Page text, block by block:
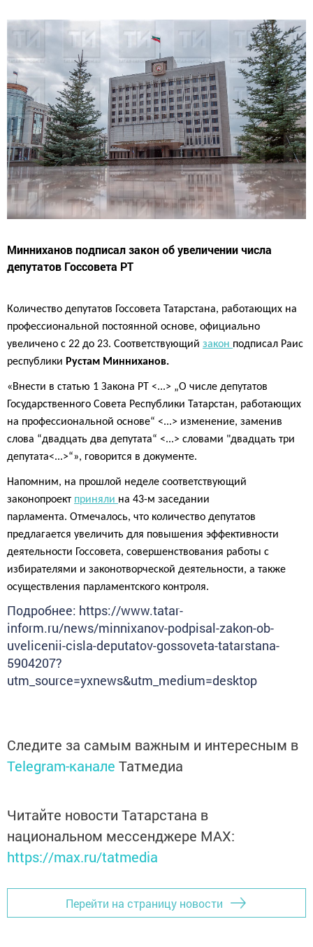
Минниханов подписал закон об увеличении числа
депутатов Госсовета РТ
Количество депутатов Госсовета Татарстана, работающих на
профессиональной постоянной основе, официально
увеличено с 22 до 23. Соответствующий закон подписал Раис
республики Рустам Минниханов.
«Внести в статью 1 Закона РТ <...> „О числе депутатов
Государственного Совета Республики Татарстан, работающих
на профессиональной основе“ <...> изменение, заменив
слова “двадцать два депутата“ <...> словами "двадцать три
депутата<...>“», говорится в документе.
Напомним, на прошлой неделе соответствующий
законопроект приняли на 43-м заседании
парламента. Отмечалось, что количество депутатов
предлагается увеличить для повышения эффективности
деятельности Госсовета, совершенствования работы с
избирателями и законотворческой деятельности, а также
осуществления парламентского контроля.
Подробнее: https://www.tatar-
inform.ru/news/minnixanov-podpisal-zakon-ob-
uvelicenii-cisla-deputatov-gossoveta-tatarstana-
5904207?
utm_source=yxnews&utm_medium=desktop
Следите за самым важным и интересным в
Telegram-канале Татмедиа
Читайте новости Татарстана в
национальном мессенджере MАХ:
https://max.ru/tatmedia
Перейти на страницу новости